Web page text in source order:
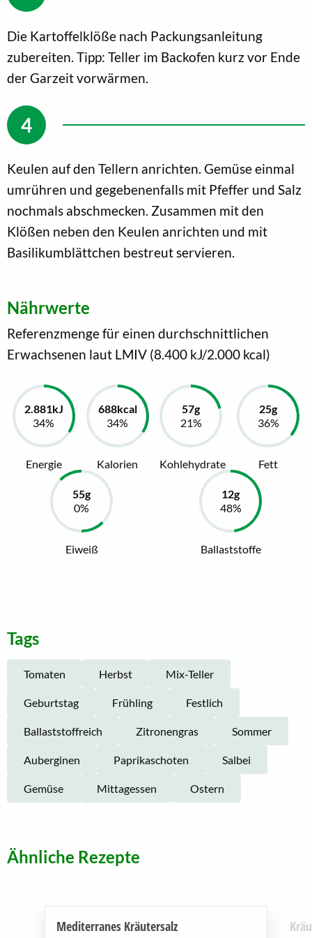
Die Kartoffelklöße nach Packungsanleitung
zubereiten. Tipp: Teller im Backofen kurz vor Ende
der Garzeit vorwärmen.
Keulen auf den Tellern anrichten. Gemüse einmal
umrühren und gegebenenfalls mit Pfeffer und Salz
nochmals abschmecken. Zusammen mit den
Klößen neben den Keulen anrichten und mit
Basilikumblättchen bestreut servieren.
Nährwerte
Referenzmenge für einen durchschnittlichen
Erwachsenen laut LMIV (8.400 kJ/2.000 kcal)
Energie Kalorien Kohlehydrate Fett
Eiweiß Ballaststoffe
Tags
Tomaten Herbst Mix-Teller
Geburtstag Frühling Festlich
Ballaststoffreich Zitronengras Sommer
Auberginen Paprikaschoten Salbei
Gemüse Mittagessen Ostern
Ähnliche Rezepte
Mediterranes Kräutersalz